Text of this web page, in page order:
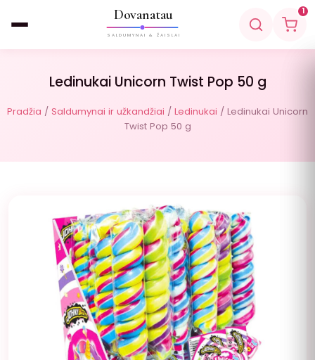
Dovanatau
SALDUMYNAI & ŽAISLAI
1
Ledinukai Unicorn Twist Pop 50 g
Pradžia / Saldumynai ir užkandžiai / Ledinukai / Ledinukai Unicorn
Twist Pop 50 g